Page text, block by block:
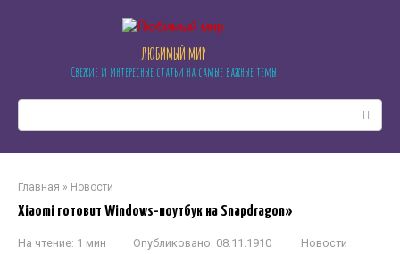
ЛЮБИМЫЙ МИР
Свежие и интересные статьи на самые важные темы
Главная » Новости
Xiaomi готовит Windows-ноутбук на Snapdragon»
На чтение: 1 мин Опубликовано: 08.11.1910
Новости